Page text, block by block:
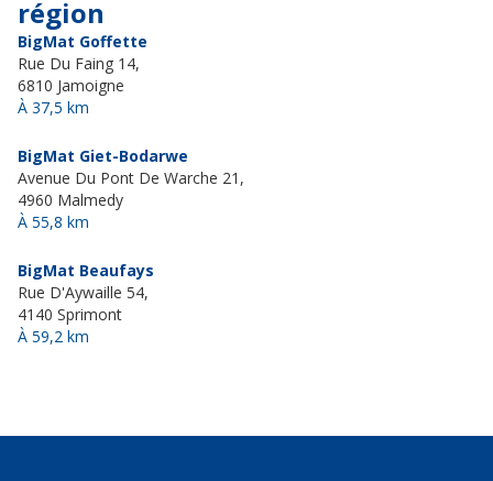
région
BigMat Goffette
Rue Du Faing 14,
6810 Jamoigne
À 37,5 km
BigMat Giet-Bodarwe
Avenue Du Pont De Warche 21,
4960 Malmedy
À 55,8 km
BigMat Beaufays
Rue D'Aywaille 54,
4140 Sprimont
À 59,2 km